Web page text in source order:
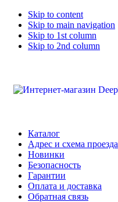
Skip to content
Skip to main navigation
Skip to 1st column
Skip to 2nd column
Каталог
Адрес и схема проезда
Новинки
Безопасность
Гарантии
Оплата и доставка
Обратная связь